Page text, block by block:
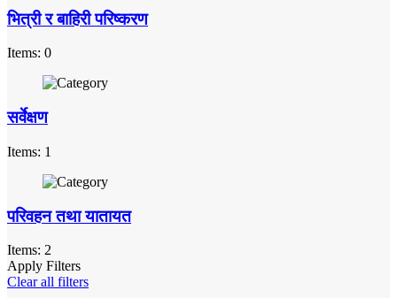
भित्री र बाहिरी परिष्करण
Items: 0
सर्वेक्षण
Items: 1
परिवहन तथा यातायत
Items: 2
Apply Filters
Clear all filters